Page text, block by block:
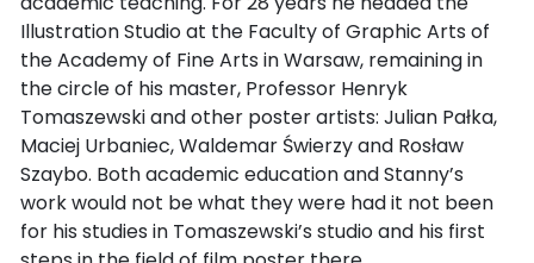
Illustration Studio at the Faculty of Graphic Arts of
the Academy of Fine Arts in Warsaw, remaining in
the circle of his master, Professor Henryk
Tomaszewski and other poster artists: Julian Pałka,
Maciej Urbaniec, Waldemar Świerzy and Rosław
Szaybo. Both academic education and Stanny’s
work would not be what they were had it not been
for his studies in Tomaszewski’s studio and his first